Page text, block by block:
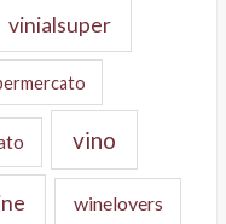
vinialsuper
vino
winelovers